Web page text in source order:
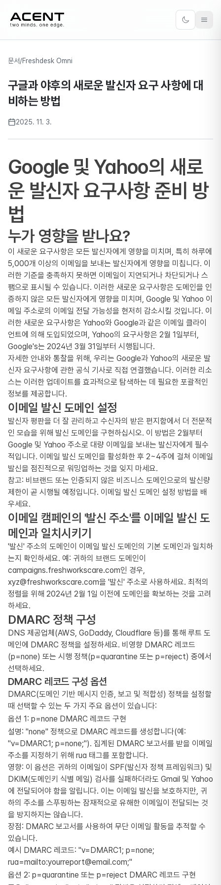
ACENT
Toggle
문서/Freshdesk Omni
구글과 야후의 새로운 발신자 요구 사항에 대
비하는 방법
2025. 11. 3.
Google 및 Yahoo의 새로
운 발신자 요구사항 준비 방
법
누가 영향을 받나요?
이 새로운 요구사항은 모든 발신자에게 영향을 미치며, 특히 하루에
5,000개 이상의 이메일을 보내는 발신자에게 영향을 미칩니다. 이
러한 기준을 충족하지 못하면 이메일이 지연되거나 차단되거나 스
팸으로 표시될 수 있습니다. 이러한 새로운 요구사항은 도메인을 인
증하지 않은 모든 발신자에게 영향을 미치며, Google 및 Yahoo 이
메일 주소로의 이메일 전달 가능성을 현저히 감소시킬 것입니다. 이
러한 새로운 요구사항은 Yahoo와 Google과 같은 이메일 클라이
언트에 의해 도입되었으며, Yahoo의 요구사항은 2월 1일부터,
Google's는 2024년 3월 31일부터 시행됩니다.
자세한 안내와 통찰을 위해, 우리는 Google과 Yahoo의 새로운 발
신자 요구사항에 관한 공식 기사로 직접 연결했습니다. 이러한 리소
스는 이러한 업데이트를 효과적으로 탐색하는 데 필요한 포괄적인
정보를 제공합니다.
이메일 발신 도메인 설정
발신자 평판을 더 잘 관리하고 수신자의 받은 편지함에서 더 전문적
인 모습을 위해 발신 도메인을 구현하십시오. 이 방법은 2월부터
Google 및 Yahoo 주소로 대량 이메일을 보내는 발신자에게 필수
적입니다. 이메일 발신 도메인을 활성화한 후 2~4주에 걸쳐 이메일
발신을 점진적으로 워밍업하는 것을 잊지 마세요.
참고: 비브랜드 또는 인증되지 않은 비즈니스 도메인으로의 발신량
제한이 곧 시행될 예정입니다. 이메일 발신 도메인 설정 방법을 배
우세요.
이메일 캠페인의 '발신 주소'를 이메일 발신 도
메인과 일치시키기
'발신' 주소의 도메인이 이메일 발신 도메인의 기본 도메인과 일치하
는지 확인하세요. 예: 귀하의 브랜드 도메인이
campaigns.freshworkscare.com인 경우,
xyz@freshworkscare.com을 '발신' 주소로 사용하세요. 최적의
정렬을 위해 2024년 2월 1일 이전에 도메인을 확보하는 것을 고려
하세요.
DMARC 정책 구성
DNS 제공업체(AWS, GoDaddy, Cloudflare 등)를 통해 루트 도
메인에 DMARC 정책을 설정하세요. 비영향 DMARC 레코드
(p=none) 또는 시행 정책(p=quarantine 또는 p=reject) 중에서
선택하세요.
DMARC 레코드 구성 옵션
DMARC(도메인 기반 메시지 인증, 보고 및 적합성) 정책을 설정할
때 선택할 수 있는 두 가지 주요 옵션이 있습니다:
옵션 1: p=none DMARC 레코드 구현
설명: "none" 정책으로 DMARC 레코드를 생성합니다(예:
"v=DMARC1; p=none;"). 집계된 DMARC 보고서를 받을 이메일
주소를 지정하기 위해 rua 태그를 포함합니다.
영향: 이 옵션은 귀하의 이메일이 SPF(발신자 정책 프레임워크) 및
DKIM(도메인키 식별 메일) 검사를 실패하더라도 Gmail 및 Yahoo
에 전달되어야 함을 알립니다. 이는 이메일 발신을 보호하지만, 귀
하의 주소를 스푸핑하는 잠재적으로 유해한 이메일이 전달되는 것
을 방지하지는 않습니다.
장점: DMARC 보고서를 사용하여 무단 이메일 활동을 추적할 수
있습니다.
예시 DMARC 레코드: "v=DMARC1; p=none;
rua=mailto:yourreport@email.com;"
옵션 2: p=quarantine 또는 p=reject DMARC 레코드 구현